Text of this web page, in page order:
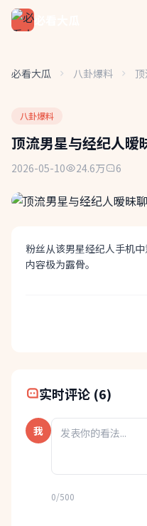
必看大瓜 八卦爆料
八卦爆料
顶流男星与经纪人暧
2026-05-10 24.6万 6
粉丝从该男星经纪人手机
内容极为露骨。
实时评论 (6)
我
0/500